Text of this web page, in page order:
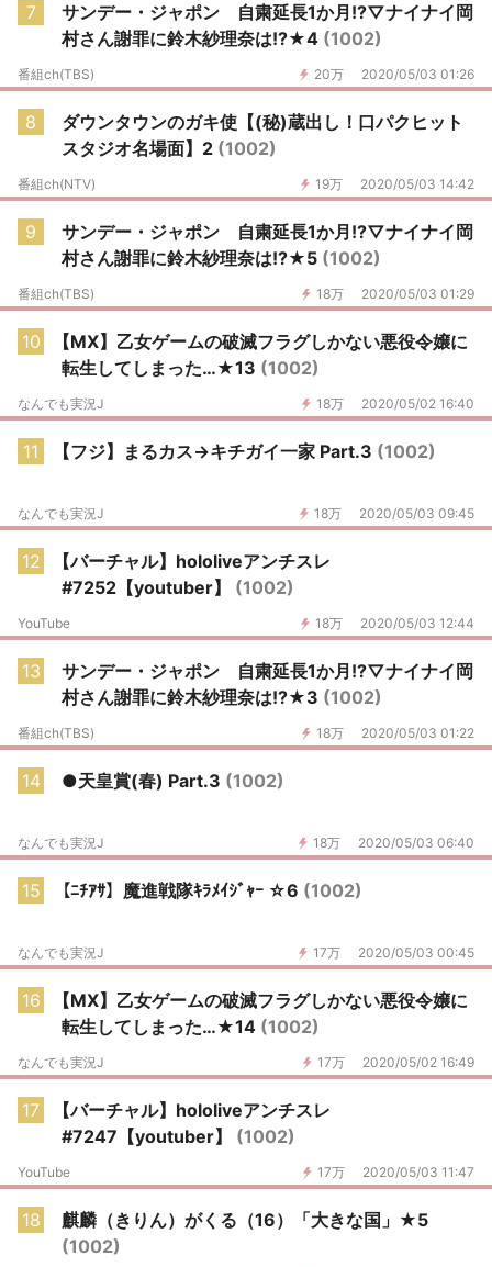
7
サンデー・ジャポン 自粛延長1か月!?▽ナイナイ岡
村さん謝罪に鈴木紗理奈は!?★4 (1002)
20万 2020/05/03 01:26
番組ch(TBS)
8
ダウンタウンのガキ使【(秘)蔵出し！口パクヒット
スタジオ名場面】2 (1002)
19万 2020/05/03 14:42
番組ch(NTV)
9
サンデー・ジャポン 自粛延長1か月!?▽ナイナイ岡
村さん謝罪に鈴木紗理奈は!?★5 (1002)
18万 2020/05/03 01:29
番組ch(TBS)
10
【MX】乙女ゲームの破滅フラグしかない悪役令嬢に
転生してしまった…★13 (1002)
18万 2020/05/02 16:40
なんでも実況J
11 【フジ】まるカス→キチガイ一家 Part.3 (1002)
18万 2020/05/03 09:45
なんでも実況J
12
【バーチャル】hololiveアンチスレ
#7252【youtuber】 (1002)
18万 2020/05/03 12:44
YouTube
13
サンデー・ジャポン 自粛延長1か月!?▽ナイナイ岡
村さん謝罪に鈴木紗理奈は!?★3 (1002)
18万 2020/05/03 01:22
番組ch(TBS)
14 ●天皇賞(春) Part.3 (1002)
18万 2020/05/03 06:40
なんでも実況J
15 【ﾆﾁｱｻ】魔進戦隊ｷﾗﾒｲｼﾞｬｰ ☆6 (1002)
17万 2020/05/03 00:45
なんでも実況J
16
【MX】乙女ゲームの破滅フラグしかない悪役令嬢に
転生してしまった…★14 (1002)
17万 2020/05/02 16:49
なんでも実況J
17
【バーチャル】hololiveアンチスレ
#7247【youtuber】 (1002)
17万 2020/05/03 11:47
YouTube
18
麒麟（きりん）がくる（16）「大きな国」★5
(1002)